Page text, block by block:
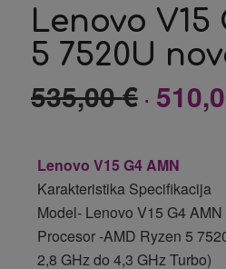
Lenovo V15
5 7520U
535,00€ Izvorna
je:
535,00 €.
Lenovo V15 G4 AMN
Karakteristika Specifikacija
Model- Lenovo V15 G4 AMN
Procesor -AMD Ryzen 5
2,8 GHz do 4,3 GHz Turbo)